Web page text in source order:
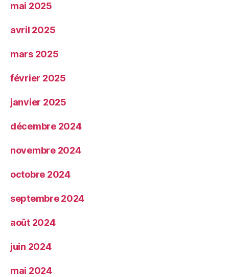
mai 2025
avril 2025
mars 2025
février 2025
janvier 2025
décembre 2024
novembre 2024
octobre 2024
septembre 2024
août 2024
juin 2024
mai 2024